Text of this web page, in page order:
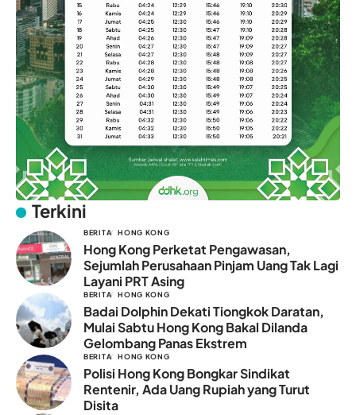
Terkini
BERITA HONG KONG
Hong Kong Perketat Pengawasan,
Sejumlah Perusahaan Pinjam Uang Tak Lagi
Layani PRT Asing
BERITA HONG KONG
Badai Dolphin Dekati Tiongkok Daratan,
Mulai Sabtu Hong Kong Bakal Dilanda
Gelombang Panas Ekstrem
BERITA HONG KONG
Polisi Hong Kong Bongkar Sindikat
Rentenir, Ada Uang Rupiah yang Turut
Disita